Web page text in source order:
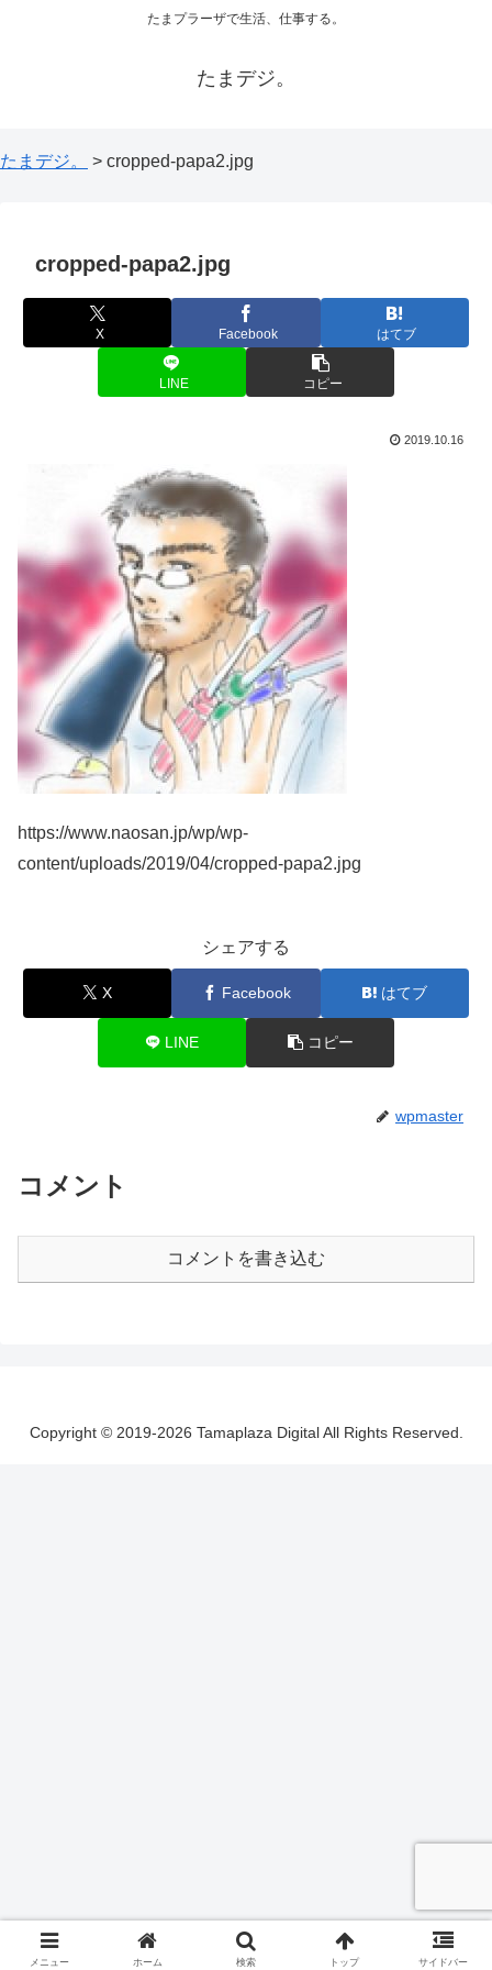
たまプラーザで生活、仕事する。
たまデジ。
たまデジ。 > cropped-papa2.jpg
cropped-papa2.jpg
X Facebook はてブ
LINE コピー
2019.10.16
https://www.naosan.jp/wp/wp-
content/uploads/2019/04/cropped-papa2.jpg
シェアする
X Facebook はてブ
LINE コピー
wpmaster
コメント
コメントを書き込む
Copyright © 2019-2026 Tamaplaza Digital All Rights Reserved.
メニュー ホーム 検索 トップ サイドバー